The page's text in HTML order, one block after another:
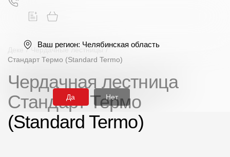
Поиск
/ Чердачные лестницы /
Стандарт Термо (Standard Termo)
Чердачная лестница
Стандарт Термо
(Standard Termo)
Ваш регион: Челябинская область
Да Нет